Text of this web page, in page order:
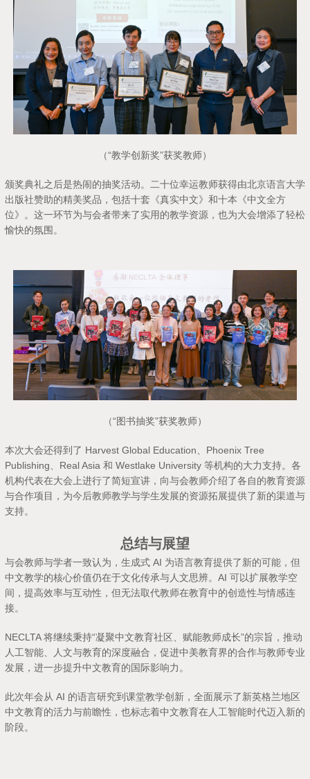
（“教学创新奖”获奖教师）
颁奖典礼之后是热闹的抽奖活动。二十位幸运教师获得由北京语言大学
出版社赞助的精美奖品，包括十套《真实中文》和十本《中文全方
位》。这一环节为与会者带来了实用的教学资源，也为大会增添了轻松
愉快的氛围。
（“图书抽奖”获奖教师）
本次大会还得到了 Harvest Global Education、Phoenix Tree
Publishing、Real Asia 和 Westlake University 等机构的大力支持。各
机构代表在大会上进行了简短宣讲，向与会教师介绍了各自的教育资源
与合作项目，为今后教师教学与学生发展的资源拓展提供了新的渠道与
支持。
总结与展望
与会教师与学者一致认为，生成式 AI 为语言教育提供了新的可能，但
中文教学的核心价值仍在于文化传承与人文思辨。AI 可以扩展教学空
间，提高效率与互动性，但无法取代教师在教育中的创造性与情感连
接。
NECLTA 将继续秉持“凝聚中文教育社区、赋能教师成长”的宗旨，推动
人工智能、人文与教育的深度融合，促进中美教育界的合作与教师专业
发展，进一步提升中文教育的国际影响力。
此次年会从 AI 的语言研究到课堂教学创新，全面展示了新英格兰地区
中文教育的活力与前瞻性，也标志着中文教育在人工智能时代迈入新的
阶段。